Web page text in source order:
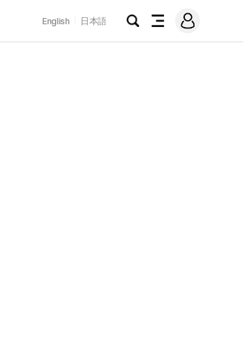
English 日本語
검
전
메
그